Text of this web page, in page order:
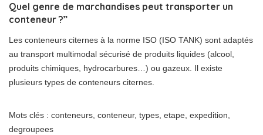
Quel genre de marchandises peut transporter un
conteneur ?”
Les conteneurs citernes à la norme ISO (ISO TANK) sont adaptés
au transport multimodal sécurisé de produits liquides (alcool,
produits chimiques, hydrocarbures…) ou gazeux. Il existe
plusieurs types de conteneurs citernes.
Mots clés : conteneurs, conteneur, types, etape, expedition,
degroupees